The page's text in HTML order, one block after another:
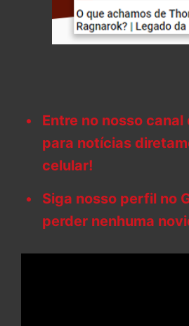
Entre no nosso
para notícias
celular!
Siga nosso perfil no
perder nenhuma